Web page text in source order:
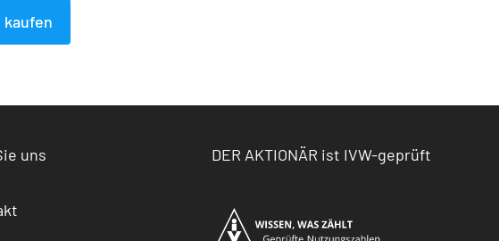
kaufen
uns DER AKTIONÄR ist IVW-geprüft